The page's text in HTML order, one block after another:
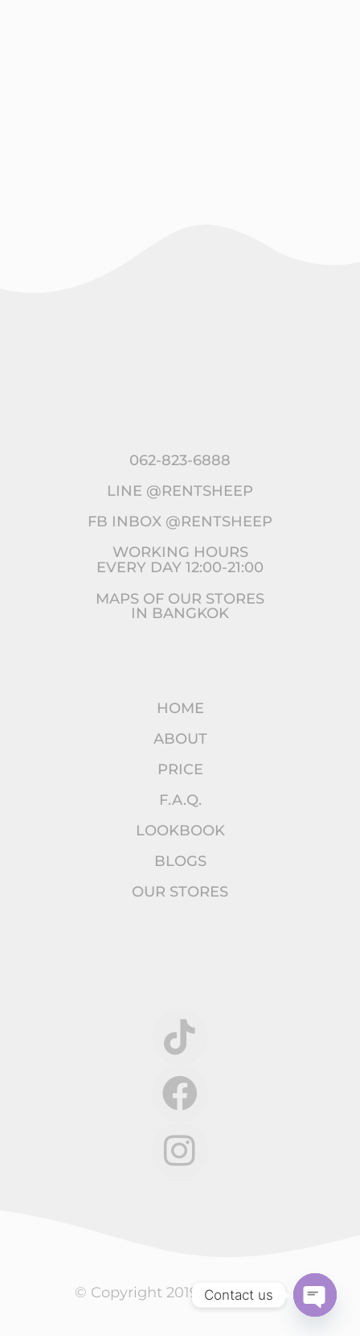
062-823-6888
LINE @RENTSHEEP
FB INBOX @RENTSHEEP
WORKING HOURS
EVERY DAY 12:00-21:00
MAPS OF OUR STORES
IN BANGKOK
HOME
ABOUT
PRICE
F.A.Q.
LOOKBOOK
BLOGS
OUR STORES
© Copyright 2019,RentSheep
Contact us